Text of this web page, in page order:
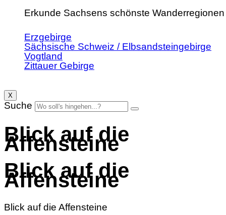
Erkunde Sachsens schönste Wanderregionen
Erzgebirge
Sächsische Schweiz / Elbsandsteingebirge
Vogtland
Zittauer Gebirge
X
Suche
Blick auf die
Affensteine
Blick auf die
Affensteine
Blick auf die Affensteine